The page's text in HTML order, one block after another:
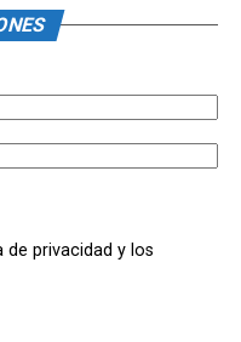
de privacidad y los